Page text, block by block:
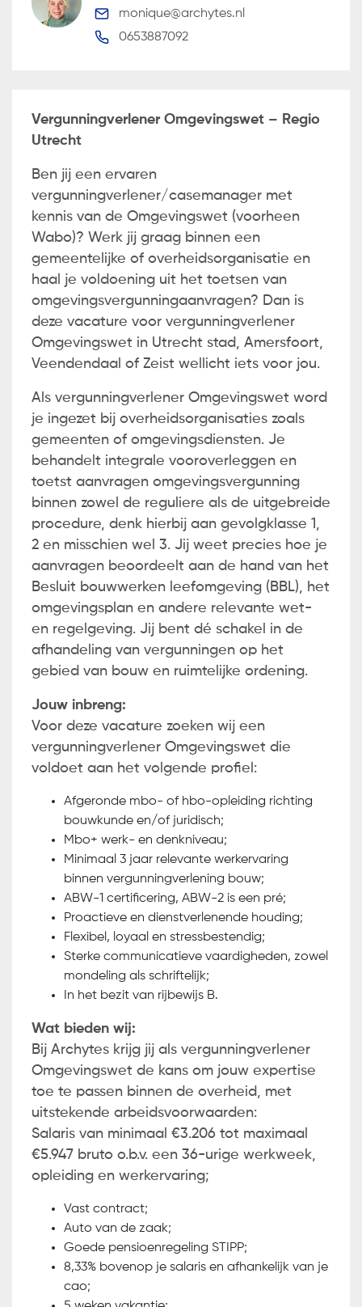
monique@archytes.nl
0653887092
Vergunningverlener Omgevingswet – Regio
Utrecht
Ben jij een ervaren
vergunningverlener/casemanager met
kennis van de Omgevingswet (voorheen
Wabo)? Werk jij graag binnen een
gemeentelijke of overheidsorganisatie en
haal je voldoening uit het toetsen van
omgevingsvergunningaanvragen? Dan is
deze vacature voor vergunningverlener
Omgevingswet in Utrecht stad, Amersfoort,
Veendendaal of Zeist wellicht iets voor jou.
Als vergunningverlener Omgevingswet word
je ingezet bij overheidsorganisaties zoals
gemeenten of omgevingsdiensten. Je
behandelt integrale vooroverleggen en
toetst aanvragen omgevingsvergunning
binnen zowel de reguliere als de uitgebreide
procedure, denk hierbij aan gevolgklasse 1,
2 en misschien wel 3. Jij weet precies hoe je
aanvragen beoordeelt aan de hand van het
Besluit bouwwerken leefomgeving (BBL), het
omgevingsplan en andere relevante wet-
en regelgeving. Jij bent dé schakel in de
afhandeling van vergunningen op het
gebied van bouw en ruimtelijke ordening.
Jouw inbreng:
Voor deze vacature zoeken wij een
vergunningverlener Omgevingswet die
voldoet aan het volgende profiel:
Afgeronde mbo- of hbo-opleiding richting
bouwkunde en/of juridisch;
Mbo+ werk- en denkniveau;
Minimaal 3 jaar relevante werkervaring
binnen vergunningverlening bouw;
ABW-1 certificering, ABW-2 is een pré;
Proactieve en dienstverlenende houding;
Flexibel, loyaal en stressbestendig;
Sterke communicatieve vaardigheden, zowel
mondeling als schriftelijk;
In het bezit van rijbewijs B.
Wat bieden wij:
Bij Archytes krijg jij als vergunningverlener
Omgevingswet de kans om jouw expertise
toe te passen binnen de overheid, met
uitstekende arbeidsvoorwaarden:
Salaris van minimaal €3.206 tot maximaal
€5.947 bruto o.b.v. een 36-urige werkweek,
opleiding en werkervaring;
Vast contract;
Auto van de zaak;
Goede pensioenregeling STIPP;
8,33% bovenop je salaris en afhankelijk van je
cao;